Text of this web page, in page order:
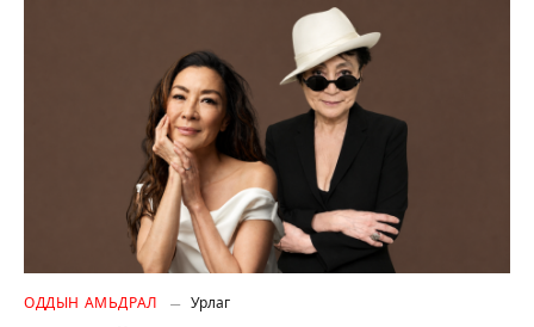
ОДДЫН АМЬДРАЛ Урлаг